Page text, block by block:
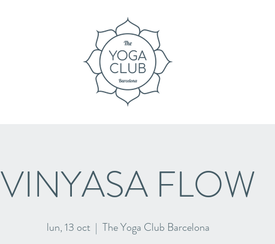
VINYASA FLOW
lun, 13 oct
  |
The Yoga Club Barcelona